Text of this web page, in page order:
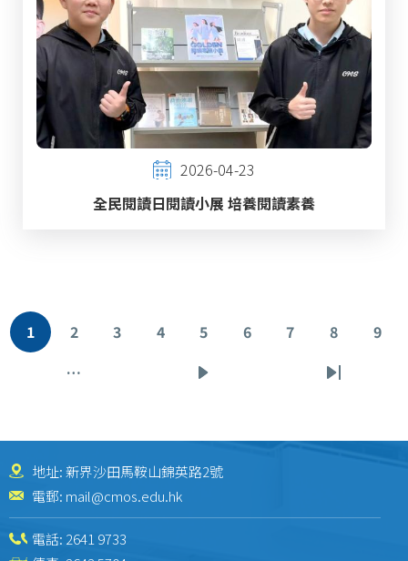
2026-04-23
全民閱讀日閱讀小展 培養閱讀素養
Pagination
目
1
頁
面
2
頁
3
頁
4
頁
面
5
頁
6
頁
7
頁
面
8
頁
9
…
Last
地址: 新界沙田馬鞍山錦英路2號
電郵: mail@cmos.edu.hk
電話: 2641 9733